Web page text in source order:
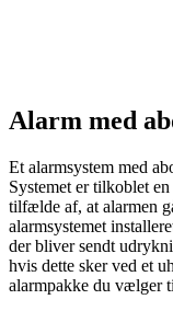
Alarm med
Et alarmsystem med
Systemet er tilkoblet
tilfælde af, at alarmen
alarmsystemet
der bliver sendt
hvis dette sker ved et
alarmpakke du vælger